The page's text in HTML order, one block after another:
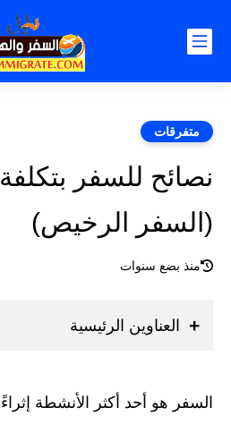
متفرقات
نصائح للسفر
(السفر الرخيص)
منذ بضع سنوات
العناوين الرئيسية
السفر هو أحد أكثر الأنشطة